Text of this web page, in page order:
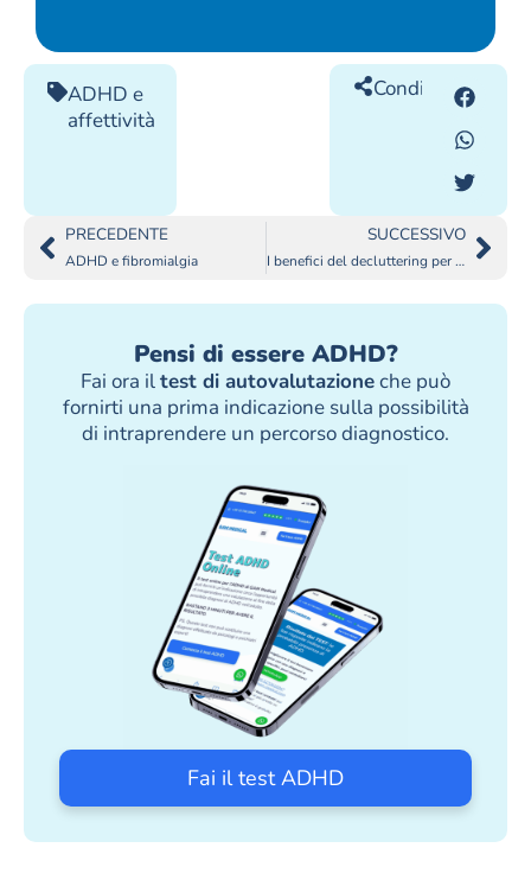
ADHD e
affettività
Condividilo
PRECEDENTE
ADHD e fibromialgia
SUCCESSIVO
I benefici del decluttering per persone ADHD
Pensi di essere ADHD?
Fai ora iltest di autovalutazioneche può
fornirti una prima indicazione sulla possibilità
di intraprendere un percorso diagnostico.
Fai il test ADHD